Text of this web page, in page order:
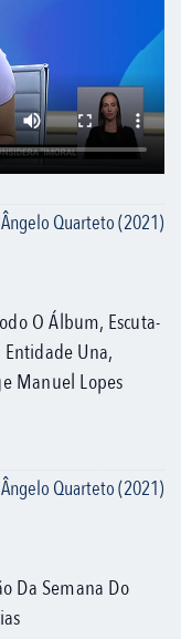
Quarteto (2021)
O Álbum, Escuta-
Una,
Manuel Lopes
Quarteto (2021)
Da Semana Do